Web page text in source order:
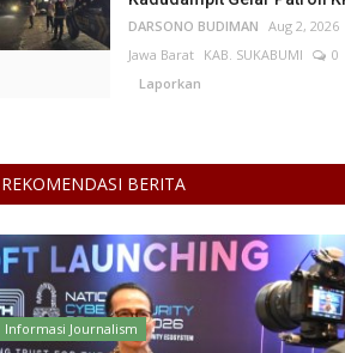
DARSONO BUDIMAN Aug 2, 2026
Jawa Barat KAB. SUKABUMI 0
Laporkan
REKOMENDASI BERITA
Informasi Journalism